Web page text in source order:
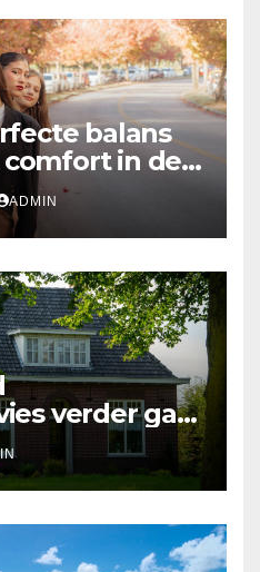
balans
in de
ADMIN
verder gaat